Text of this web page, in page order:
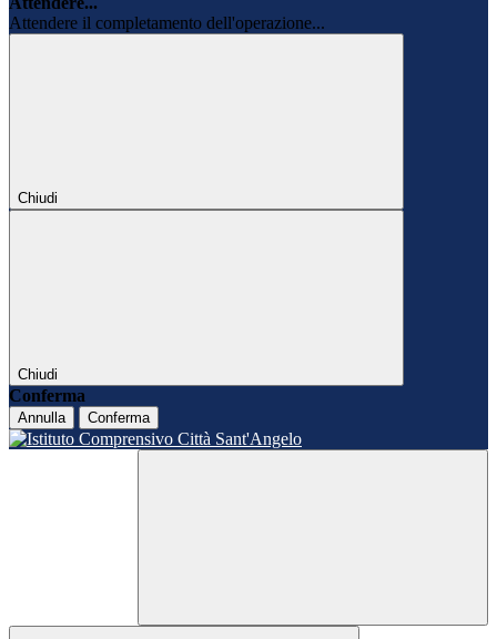
Attendere il completamento dell'operazione...
Chiudi
Chiudi
Conferma
Annulla Conferma